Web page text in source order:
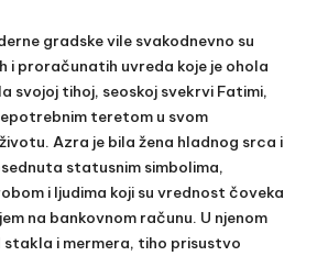
gradske vile svakodnevno su
i proračunatih uvreda koje je ohola
svojoj tihoj, seoskoj svekrvi Fatimi,
teretom u svom
Azra je bila žena hladnog srca i
statusnim simbolima,
i ljudima koji su vrednost čoveka
na bankovnom računu. U njenom
i mermera, tiho prisustvo